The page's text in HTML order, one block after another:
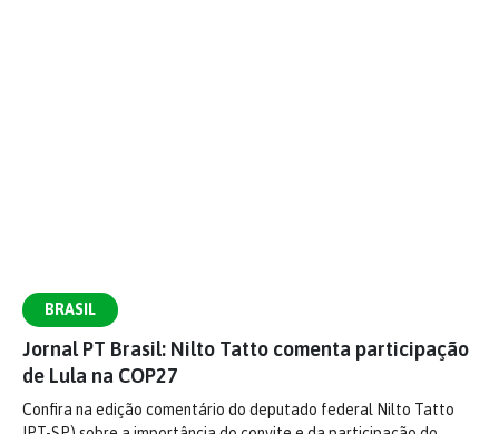
BRASIL
Jornal PT Brasil: Nilto Tatto comenta participação
de Lula na COP27
Confira na edição comentário do deputado federal Nilto Tatto